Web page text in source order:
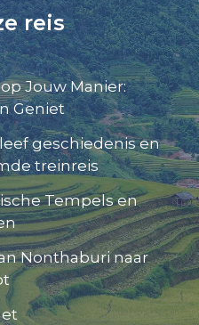
reis
Jouw Manier:
Geniet
geschiedenis en
treinreis
Tempels en
Nonthaburi naar